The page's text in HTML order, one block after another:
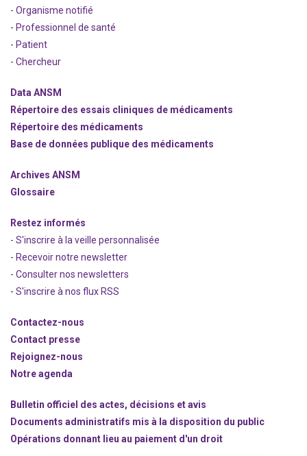
- Organisme notifié
- Professionnel de santé
- Patient
- Chercheur
Data ANSM
Répertoire des essais cliniques de médicaments
Répertoire des médicaments
Base de données publique des médicaments
Archives ANSM
Glossaire
Restez informés
- S'inscrire à la veille personnalisée
- Recevoir notre newsletter
- Consulter nos newsletters
- S'inscrire à nos flux RSS
Contactez-nous
Contact presse
Rejoignez-nous
Notre agenda
Bulletin officiel des actes, décisions et avis
Documents administratifs mis à la disposition du public
Opérations donnant lieu au paiement d'un droit